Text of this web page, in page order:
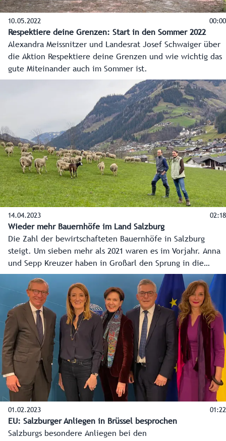
10.05.2022 00:00
Respektiere deine Grenzen: Start in den Sommer 2022
Alexandra Meissnitzer und Landesrat Josef Schwaiger über
die Aktion Respektiere deine Grenzen und wie wichtig das
gute Miteinander auch im Sommer ist.
14.04.2023 02:18
Wieder mehr Bauernhöfe im Land Salzburg
Die Zahl der bewirtschafteten Bauernhöfe in Salzburg
steigt. Um sieben mehr als 2021 waren es im Vorjahr. Anna
und Sepp Kreuzer haben in Großarl den Sprung in die
Vollerwerbs-Landwirtschaft geschafft und sind damit sehr
erfolgreich. Mit neuen Möglichkeiten bei Produktion und
Absatz wagt vor allem die junge Generation diesen Schritt.
01.02.2023 01:22
EU: Salzburger Anliegen in Brüssel besprochen
Salzburgs besondere Anliegen bei den